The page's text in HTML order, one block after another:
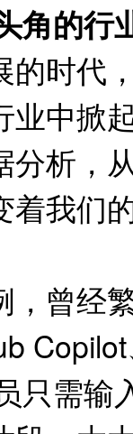
角的行
的时代
业中掀
分析，
着我们
，曾经
只需输